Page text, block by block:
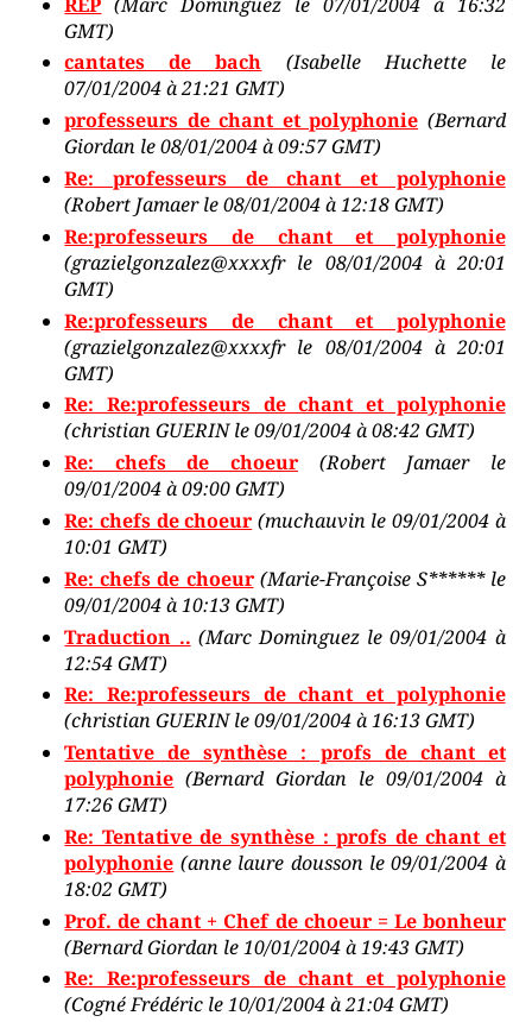
GMT)
cantates de bach
(Isabelle Huchette le
07/01/2004 à 21:21 GMT)
professeurs de chant et polyphonie (Bernard
Giordan le 08/01/2004 à 09:57 GMT)
Re: professeurs de chant et polyphonie
(Robert Jamaer le 08/01/2004 à 12:18 GMT)
Re:professeurs de chant et polyphonie
(grazielgonzalez@xxxxfr le 08/01/2004 à 20:01
GMT)
Re:professeurs de chant et polyphonie
(grazielgonzalez@xxxxfr le 08/01/2004 à 20:01
GMT)
Re: Re:professeurs de chant et polyphonie
(christian GUERIN le 09/01/2004 à 08:42 GMT)
Re: chefs de choeur
(Robert Jamaer le
09/01/2004 à 09:00 GMT)
Re: chefs de choeur (muchauvin le 09/01/2004 à
10:01 GMT)
Re: chefs de choeur (Marie-Françoise S****** le
09/01/2004 à 10:13 GMT)
Traduction .. (Marc Dominguez le 09/01/2004 à
12:54 GMT)
Re: Re:professeurs de chant et polyphonie
(christian GUERIN le 09/01/2004 à 16:13 GMT)
Tentative de synthèse : profs de chant et
polyphonie (Bernard Giordan le 09/01/2004 à
17:26 GMT)
Re: Tentative de synthèse : profs de chant et
polyphonie (anne laure dousson le 09/01/2004 à
18:02 GMT)
Prof. de chant + Chef de choeur = Le bonheur
(Bernard Giordan le 10/01/2004 à 19:43 GMT)
Re: Re:professeurs de chant et polyphonie
(Cogné Frédéric le 10/01/2004 à 21:04 GMT)